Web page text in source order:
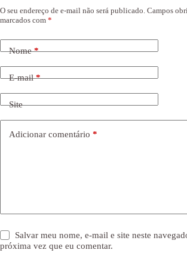
O seu endereço de e-mail não será publicado. Campos
marcados com *
Nome*
E-mail*
Site
Adicionar comentário *
Salvar meu nome, e-mail e site neste
próxima vez que eu comentar.